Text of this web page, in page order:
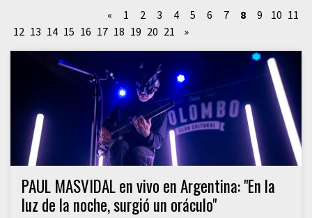
« 1 2 3 4 5 6 7 8 9 10 11
12 13 14 15 16 17 18 19 20 21 »
PAUL MASVIDAL en vivo en Argentina: "En la
luz de la noche, surgió un oráculo"